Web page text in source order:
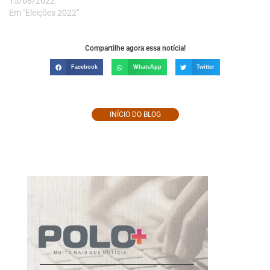
Em "Eleições 2022"
Compartilhe agora essa notícia!
Facebook WhatsApp Twitter
INÍCIO DO BLOG